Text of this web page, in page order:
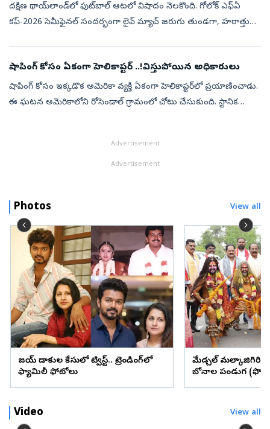
ద‌క్షిణ థాయ్‌లాండ్‌లో ఫుట్‌బాల్ ఆట‌లో విషాదం నెల‌కొంది. గోలోక్ ఎఫ్ఏ
క‌ప్-2026 సెమీఫైన‌ల్ సంద‌ర్భంగా లైవ్ మ్యాచ్ జ‌రుగు తుండ‌గా, హ‌ఠాత్తుగా
షాపింగ్‌ కోసం ఏకంగా హెలికాప్టర్‌ ..!విస్తుపోయిన అధికారులు
షాపింగ్‌ కోసం ఇక్కడొక అమెరికా వ్యక్తి ఏకంగా హెలికాప్టర్‌లో ప్రయాణించాడు.
ఈ ఘటన అమెరికాలోని రోసెండాల్‌ గ్రామంలో చోటు చేసుకుంది. స్టానిక
Advertisement
Advertisement
Photos View all
విజయ్ విడాకుల కేసులో ట్విస్ట్.. ట్రెండింగ్‌లో
ఫ్యామిలీ ఫోటోలు
మేడ్చల్ మల్కాజిగిరి
బోనాల పండుగ
Video View all